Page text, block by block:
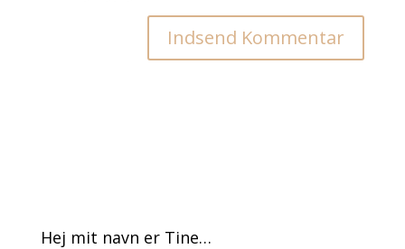
Hej mit navn er Tine…